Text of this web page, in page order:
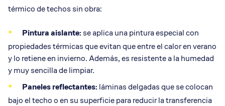
térmico de techos sin obra:
Pintura aislante: se aplica una pintura especial con
propiedades térmicas que evitan que entre el calor en verano
y lo retiene en invierno. Además, es resistente a la humedad
y muy sencilla de limpiar.
Paneles reflectantes: láminas delgadas que se colocan
bajo el techo o en su superficie para reducir la transferencia